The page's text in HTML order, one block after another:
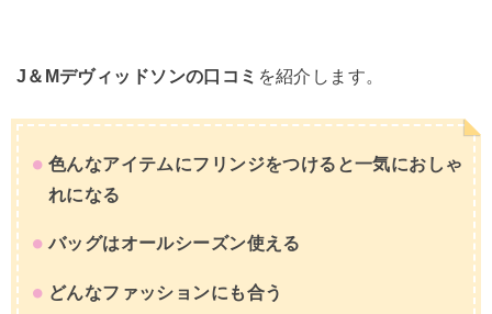
J＆Mデヴィッドソンの口コミ を紹介します。
色んなアイテムにフリンジをつけると一気におしゃ
れになる
バッグはオールシーズン使える
どんなファッションにも合う